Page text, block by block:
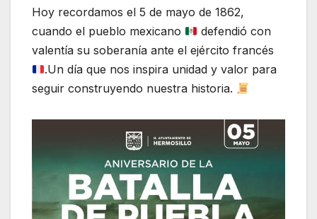
Hoy recordamos el 5 de mayo de 1862,
cuando el pueblo mexicano
defendió con
valentía su soberanía ante el ejército francés
.Un día que nos inspira unidad y valor para
seguir construyendo nuestra historia.